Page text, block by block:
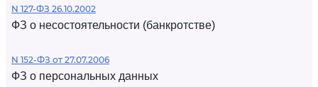
N 127-ФЗ 26.10.2002
ФЗ о несостоятельности (банкротстве)
N 152-ФЗ от 27.07.2006
ФЗ о персональных данных